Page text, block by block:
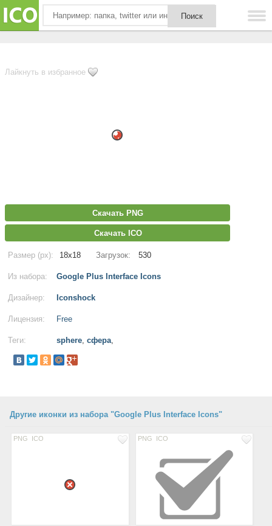
Лайкнуть в избранное
Скачать PNG
Скачать ICO
Размер (px): 18x18 Загрузок: 530
Из набора: Google Plus Interface Icons
Дизайнер: Iconshock
Лицензия: Free
Теги: sphere, сфера,
Другие иконки из набора "Google Plus Interface Icons"
PNG ICO PNG ICO